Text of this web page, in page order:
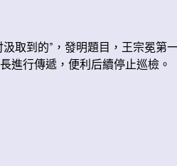
取到的”，發明題目，王宗冕第
進行傳遞，便利后續停止巡檢。